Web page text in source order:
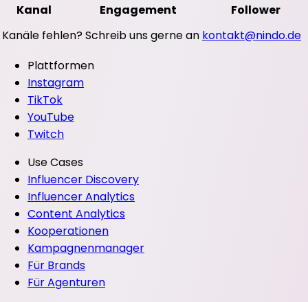
Kanal
Engagement
Follower
Kanäle fehlen? Schreib uns gerne an kontakt@nindo.de
Plattformen
Instagram
TikTok
YouTube
Twitch
Use Cases
Influencer Discovery
Influencer Analytics
Content Analytics
Kooperationen
Kampagnenmanager
Für Brands
Für Agenturen